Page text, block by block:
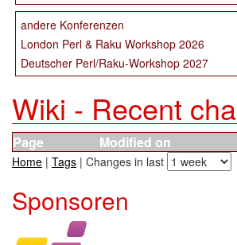
andere Konferenzen
London Perl & Raku Workshop 2026
Deutscher Perl/Raku-Workshop 2027
Wiki - Recent
Page Modified on
Home | Tags | Changes in last
Sponsoren